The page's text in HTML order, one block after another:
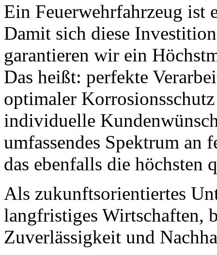
Ein Feuerwehrfahrzeug
Damit sich diese
garantieren wir ein
Das heißt: perfekte
optimaler
individuelle
umfassendes Spektrum an
das ebenfalls die
Als zukunftsorientiertes
langfristiges Wirtschaften,
Zuverlässigkeit und